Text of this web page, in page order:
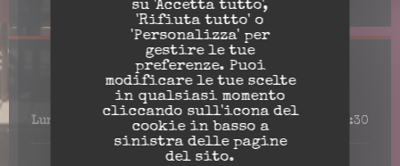
su 'Accetta tutto',
'Rifiuta tutto' o
'Personalizza' per
gestire le tue
preferenze. Puoi
modificare le tue scelte
in qualsiasi momento
cliccando sull'icona del
cookie in basso a
sinistra delle pagine
del sito.
Orari
Lun 10:00 - 21:30